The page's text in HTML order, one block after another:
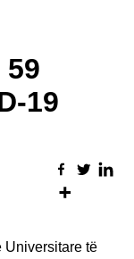
19
Universitare të